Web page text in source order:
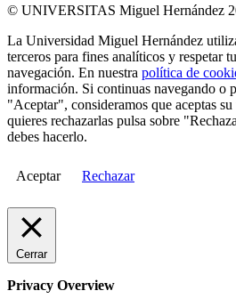
© UNIVERSITAS Miguel Hernández
La Universidad Miguel Hernández
terceros para fines analíticos y respetar
navegación. En nuestra política de
información. Si continuas navegando o
"Aceptar", consideramos que aceptas
quieres rechazarlas pulsa sobre
debes hacerlo.
Aceptar Rechazar
Cerrar
Privacy Overview